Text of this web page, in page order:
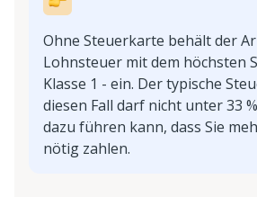
Ohne Steuerkarte behält der
Lohnsteuer mit dem höchsten
Klasse 1 - ein. Der typische
diesen Fall darf nicht unter 33
dazu führen kann, dass Sie
nötig zahlen.